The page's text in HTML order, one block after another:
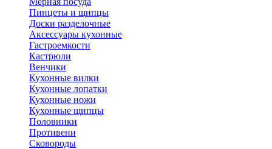
Пинцеты и щипцы
Доски разделочные
Аксессуары кухонные
Гастроемкости
Кастрюли
Венчики
Кухонные вилки
Кухонные лопатки
Кухонные ножи
Кухонные щипцы
Половники
Противени
Сковороды